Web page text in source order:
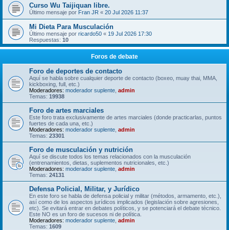
Curso Wu Taijiquan libre.
Último mensaje por Fran JR « 20 Jul 2026 11:37
Mi Dieta Para Musculación
Último mensaje por ricardo50 « 19 Jul 2026 17:30
Respuestas: 10
Foros de debate
Foro de deportes de contacto
Aquí se habla sobre cualquier deporte de contacto (boxeo, muay thai, MMA,
kickboxing, full, etc.)
Moderadores: moderador suplente admin
Temas: 19938
Foro de artes marciales
Este foro trata exclusivamente de artes marciales (donde practicarlas, puntos
fuertes de cada una, etc.)
Moderadores: moderador suplente admin
Temas: 23301
Foro de musculación y nutrición
Aquí se discute todos los temas relacionados con la musculación
(entrenamientos, dietas, suplementos nutricionales, etc.)
Moderadores: moderador suplente admin
Temas: 24131
Defensa Policial, Militar, y Jurídico
En este foro se habla de defensa policial y militar (métodos, armamento, etc.),
así como de los aspectos jurídicos implicados (legislación sobre agresiones,
etc). Se evitará entrar en debates políticos, y se potenciará el debate técnico.
Este NO es un foro de sucesos ni de política.
Moderadores: moderador suplente admin
Temas: 1609